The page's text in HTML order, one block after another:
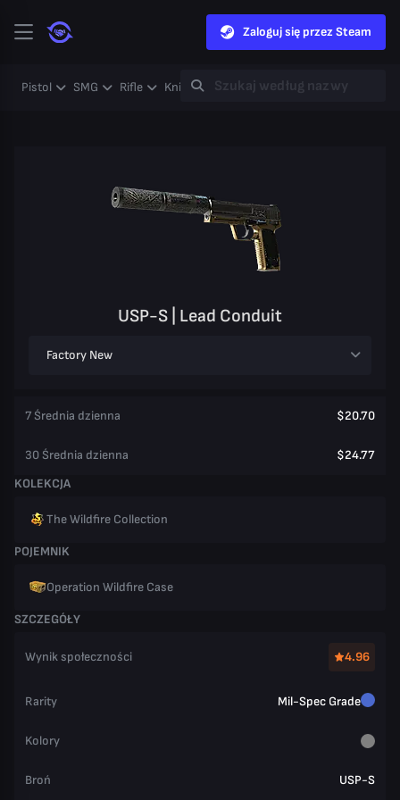
Zaloguj się przez Steam
Pistol SMG Rifle Knife Gloves Heavy Case
USP-S | Lead Conduit
Factory New
7 Średnia dzienna $20.70
30 Średnia dzienna
$24.77
KOLEKCJA
The Wildfire Collection
POJEMNIK
Operation Wildfire Case
SZCZEGÓŁY
Wynik społeczności 4.96
Rarity Mil-Spec Grade
Kolory
Broń USP-S